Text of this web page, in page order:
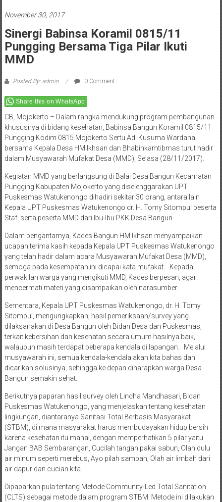
November 30, 2017
Sinergi Babinsa Koramil 0815/11
Pungging Bersama Tiga Pilar Ikuti
MMD
Posted By: admin 0 Comment
Share this on WhatsApp
CB, Mojokerto – Dalam rangka mendukung program pembangunan
khususnya di bidang kesehatan, Babinsa Bangun Koramil 0815/11
Pungging Kodim 0815 Mojokerto Sertu Adi Kusuma Wardana
bersama Kepala Desa HM Ikhsan dan Bhabinkamtibmas turut hadir
dalam Musyawarah Mufakat Desa (MMD), Selasa (28/11/2017).
Kegiatan MMD yang berlangsung di Balai Desa Bangun Kecamatan
Pungging Kabupaten Mojokerto yang diselenggarakan UPT
Puskesmas Watukenongo dihadiri sekitar 30 orang, antara lain
Kepala UPT Puskesmas Watukenongo dr. H. Tomy Sitompul beserta
Staf, serta peserta MMD dari Ibu-Ibu PKK Desa Bangun.
Dalam pengantarnya, Kades Bangun HM Ikhsan menyampaikan
ucapan terima kasih kepada Kepala UPT Puskesmas Watukenongo
yang telah hadir dalam acara Musyawarah Mufakat Desa (MMD),
semoga pada kesempatan ini dicapai kata mufakat. Kepada
perwakilan warga yang mengikuti MMD, Kades berpesan, agar
mencermati materi yang disampaikan oleh narasumber.
Sementara, Kepala UPT Puskesmas Watukenongo, dr. H. Tomy
Sitompul, mengungkapkan, hasil pemeriksaan/survey yang
dilaksanakan di Desa Bangun oleh Bidan Desa dan Puskesmas,
terkait kebersihan dan kesehatan secara umum hasilnya baik,
walaupun masih terdapat beberapa kendala di lapangan. Melalui
musyawarah ini, semua kendala-kendala akan kita bahas dan
dicarikan solusinya, sehingga ke depan diharapkan warga Desa
Bangun semakin sehat.
Berikutnya paparan hasil survey oleh Lindha Mandhasari, Bidan
Puskesmas Watukenongo, yang menjelaskan tentang kesehatan
lingkungan, diantaranya Sanitasi Total Berbasis Masyarakat
(STBM), di mana masyarakat harus membudayakan hidup bersih
karena kesehatan itu mahal, dengan memperhatikan 5 pilar yaitu
Jangan BAB Sembarangan, Cucilah tangan pakai sabun, Olah dulu
air minum seperti merebus, Ayo pilah sampah, Olah air limbah dari
air dapur dan cucian kita.
Dipaparkan pula tentang Metode Community-Led Total Sanitation
(CLTS) sebagai metode dalam program STBM. Metode ini dilakukan